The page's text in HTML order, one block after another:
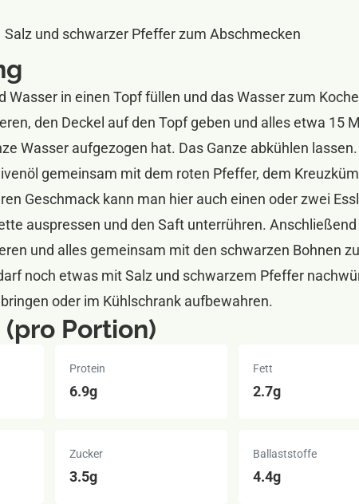
Salz und schwarzer Pfeffer zum Abschmecken
Wasser in einen Topf füllen und das Wasser zum
den Deckel auf den Topf geben und alles etwa 15
Wasser aufgezogen hat. Das Ganze abkühlen lassen.
gemeinsam mit dem roten Pfeffer, dem
Geschmack kann man hier auch einen oder zwei
auspressen und den Saft unterrühren.
und alles gemeinsam mit den schwarzen Bohnen
noch etwas mit Salz und schwarzem Pfeffer
oder im Kühlschrank aufbewahren.
Portion)
Protein
6.9g
Fett
2.7g
Zucker
3.5g
Ballaststoffe
4.4g